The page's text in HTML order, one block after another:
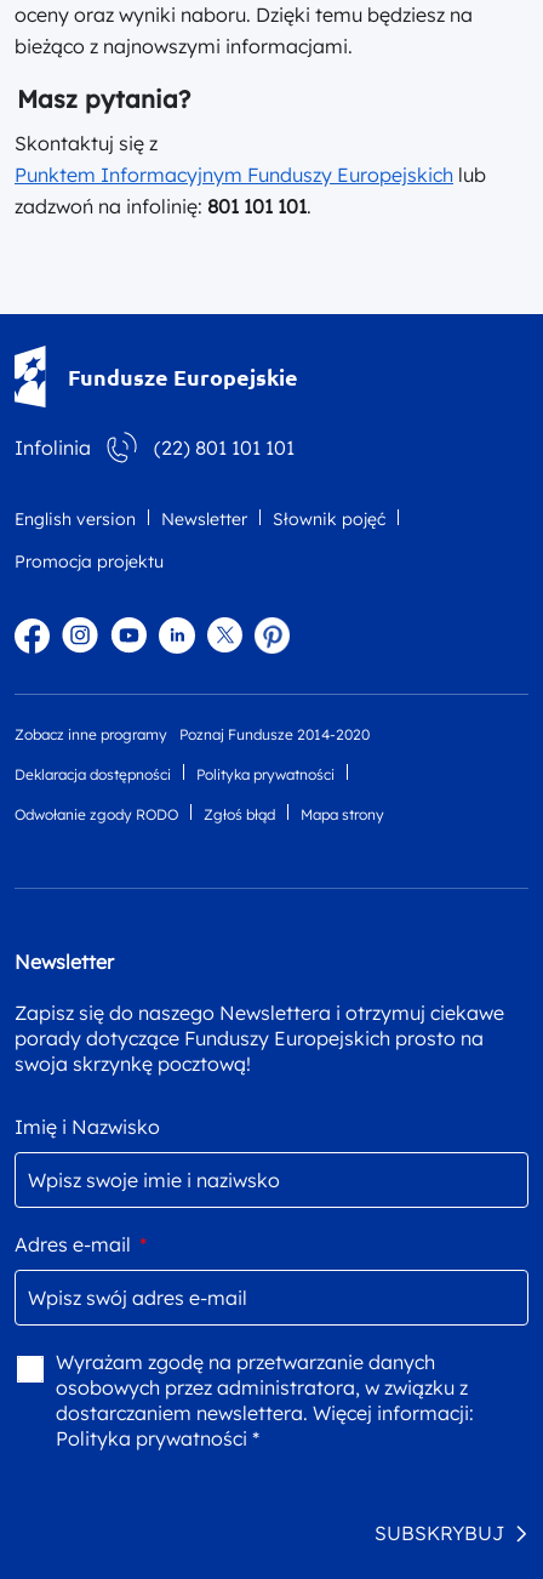
oceny oraz wyniki naboru. Dzięki temu będziesz na
bieżąco z najnowszymi informacjami.
Masz pytania?
Skontaktuj się z
Punktem Informacyjnym Funduszy Europejskich lub
zadzwoń na infolinię: 801 101 101.
Fundusze Europejskie
Infolinia (22) 801 101 101
English version Newsletter
Słownik pojęć
Promocja projektu
FacebookInstagram
YouTubeLinkedintwitterPinterest
Zobacz inne programy Poznaj Fundusze 2014-2020
Deklaracja dostępności Polityka prywatności
Odwołanie zgody RODO Zgłoś błąd Mapa strony
Newsletter
Zapisz się do naszego Newslettera i otrzymuj ciekawe
porady dotyczące Funduszy Europejskich prosto na
swoja skrzynkę pocztową!
Imię i Nazwisko
Adres e-mail *
Wyrażam zgodę na przetwarzanie danych
osobowych przez administratora, w związku z
dostarczaniem newslettera. Więcej informacji:
Polityka prywatności *
SUBSKRYBUJ